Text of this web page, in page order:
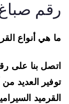
صباغ
هي أنواع
بنا على رقم
العديد من
السيراميك